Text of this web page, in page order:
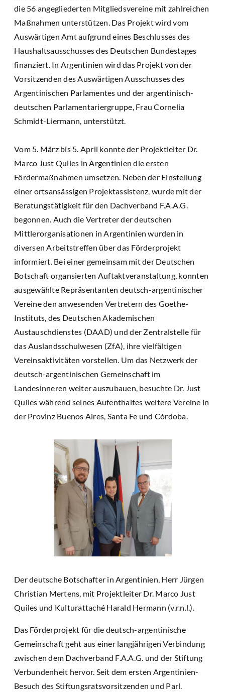
die 56 angegliederten Mitgliedsvereine mit zahlreichen
Maßnahmen unterstützen. Das Projekt wird vom
Auswärtigen Amt aufgrund eines Beschlusses des
Haushaltsausschusses des Deutschen Bundestages
finanziert. In Argentinien wird das Projekt von der
Vorsitzenden des Auswärtigen Ausschusses des
Argentinischen Parlamentes und der argentinisch-
deutschen Parlamentariergruppe, Frau Cornelia
Schmidt-Liermann, unterstützt.
Vom 5. März bis 5. April konnte der Projektleiter Dr.
Marco Just Quiles in Argentinien die ersten
Fördermaßnahmen umsetzen. Neben der Einstellung
einer ortsansässigen Projektassistenz, wurde mit der
Beratungstätigkeit für den Dachverband F.A.A.G.
begonnen. Auch die Vertreter der deutschen
Mittlerorganisationen in Argentinien wurden in
diversen Arbeitstreffen über das Förderprojekt
informiert. Bei einer gemeinsam mit der Deutschen
Botschaft organsierten Auftaktveranstaltung, konnten
ausgewählte Repräsentanten deutsch-argentinischer
Vereine den anwesenden Vertretern des Goethe-
Instituts, des Deutschen Akademischen
Austauschdienstes (DAAD) und der Zentralstelle für
das Auslandsschulwesen (ZfA), ihre vielfältigen
Vereinsaktivitäten vorstellen. Um das Netzwerk der
deutsch-argentinischen Gemeinschaft im
Landesinneren weiter auszubauen, besuchte Dr. Just
Quiles während seines Aufenthaltes weitere Vereine in
der Provinz Buenos Aires, Santa Fe und Córdoba.
Der deutsche Botschafter in Argentinien, Herr Jürgen
Christian Mertens, mit Projektleiter Dr. Marco Just
Quiles und Kulturattaché Harald Hermann (v.r.n.l.).
Das Förderprojekt für die deutsch-argentinische
Gemeinschaft geht aus einer langjährigen Verbindung
zwischen dem Dachverband F.A.A.G. und der Stiftung
Verbundenheit hervor. Seit dem ersten Argentinien-
Besuch des Stiftungsratsvorsitzenden und Parl.